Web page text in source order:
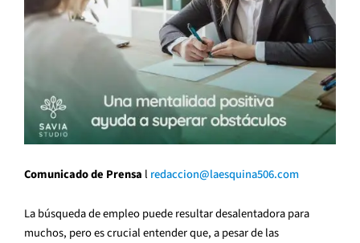
Comunicado de Prensa l redaccion@laesquina506.com
La búsqueda de empleo puede resultar desalentadora para
muchos, pero es crucial entender que, a pesar de las